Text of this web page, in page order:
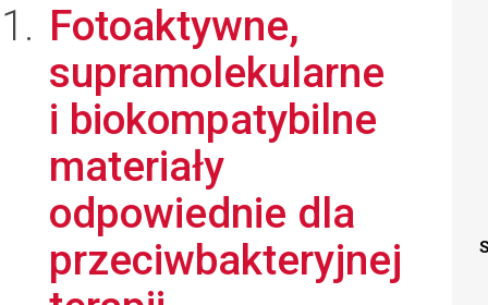
Fotoaktywne,
supramolekularne
i biokompatybilne
materiały
odpowiednie dla
przeciwbakteryjnej